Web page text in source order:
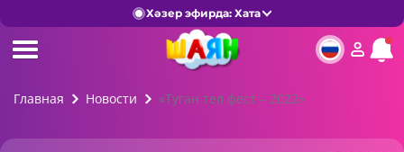
Хәзер эфирда: Хата
Главная Новости «Туган тел фест – 2022»